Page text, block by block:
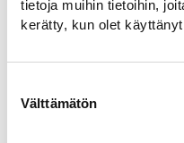
tietoja muihin tietoihin,
kerätty, kun olet
valinta
Välttämätön